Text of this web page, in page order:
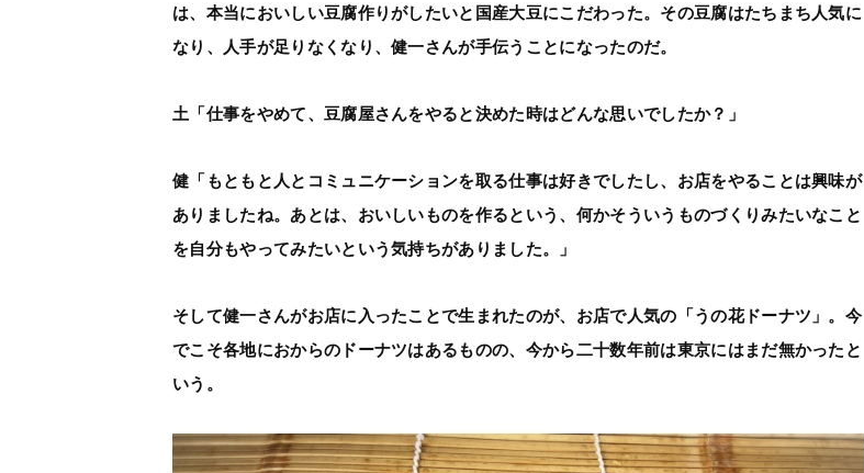
は、本当においしい豆腐作りがしたいと国産大豆にこだわった。その豆腐はたちまち人気に
なり、人手が足りなくなり、健一さんが手伝うことになったのだ。
土「仕事をやめて、豆腐屋さんをやると決めた時はどんな思いでしたか？」
健「もともと人とコミュニケーションを取る仕事は好きでしたし、お店をやることは興味が
ありましたね。あとは、おいしいものを作るという、何かそういうものづくりみたいなこと
を自分もやってみたいという気持ちがありました。」
そして健一さんがお店に入ったことで生まれたのが、お店で人気の「うの花ドーナツ」。今
でこそ各地におからのドーナツはあるものの、今から二十数年前は東京にはまだ無かったと
いう。